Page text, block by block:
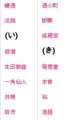
蟻通
淡路
(い)
碇潜
生田敦盛
一角仙人
井筒
岩舟
通小町
邯鄲
咸陽宮
(き)
菊慈童
木曾
砧
清経